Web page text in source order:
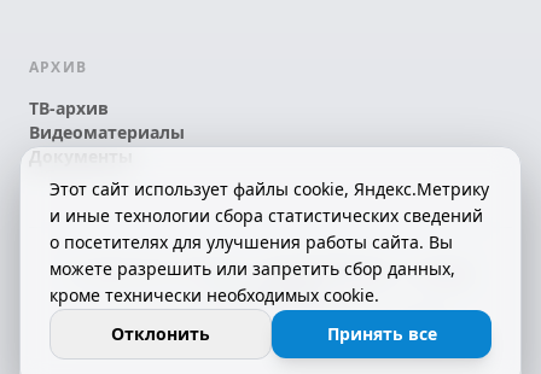
АРХИВ
ТВ-архив
Видеоматериалы
Документы
© 2026 АО «КРТК» • КОМИ ЙÖЗЛЫ — КОМИ
ТЕЛЕКАНАЛ!
СДЕЛАНО С ЛЮБОВЬЮ К РЕСПУБЛИКЕ КОМИ
16+
Этот сайт использует файлы cookie, Яндекс.Метрику
и иные технологии сбора статистических сведений
о посетителях для улучшения работы сайта. Вы
можете разрешить или запретить сбор данных,
кроме технически необходимых cookie.
Отклонить
Принять все